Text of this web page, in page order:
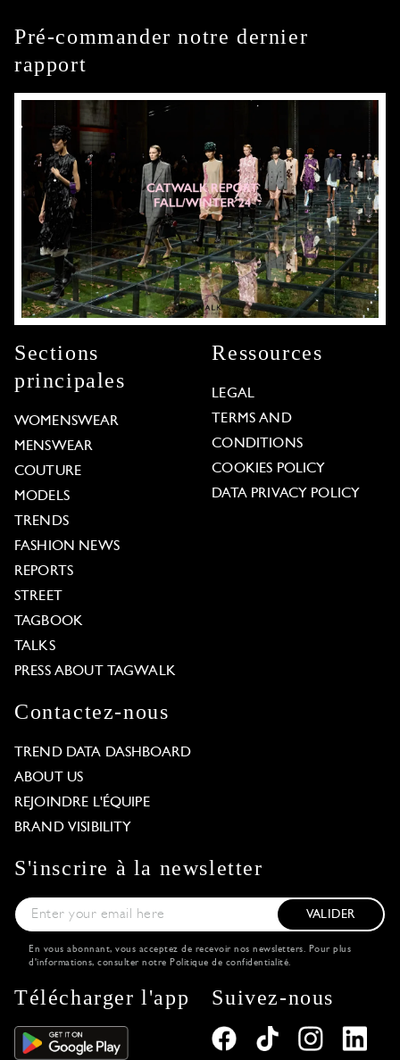
Pré-commander notre dernier
rapport
Sections
principales
WOMENSWEAR
MENSWEAR
COUTURE
MODELS
TRENDS
FASHION NEWS
REPORTS
STREET
TAGBOOK
TALKS
PRESS ABOUT TAGWALK
Ressources
LEGAL
TERMS AND
CONDITIONS
COOKIES POLICY
DATA PRIVACY POLICY
Contactez-nous
TREND DATA DASHBOARD
ABOUT US
REJOINDRE L'ÉQUIPE
BRAND VISIBILITY
S'inscrire à la newsletter
VALIDER
En vous abonnant, vous acceptez de recevoir nos newsletters. Pour plus
d'informations, consulter notre Politique de confidentialité.
Télécharger l'app Suivez-nous